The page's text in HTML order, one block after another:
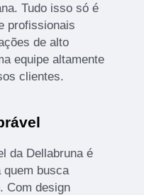
Tudo isso só é
profissionais
de alto
equipe altamente
clientes.
da Dellabruna é
quem busca
Com design